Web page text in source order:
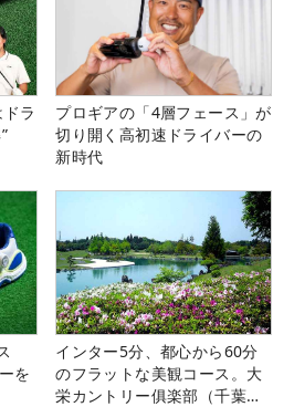
ラ
プロギアの「4層フェース」が
切り開く高初速ドライバーの
新時代
を
インター5分、都心から60分
のフラットな美観コース。大
栄カントリー俱楽部（千葉